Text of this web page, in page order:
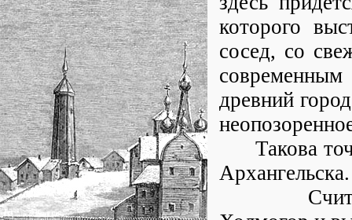
которого
сосед, со
древний
Такова
Архангельска.
Считаю